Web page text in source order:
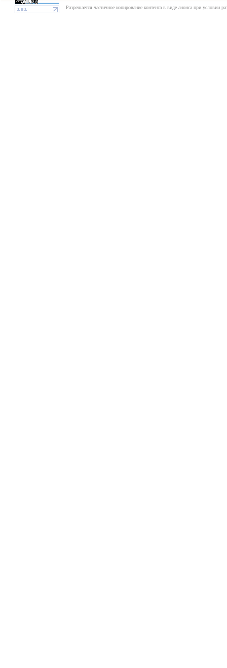
Разрешается частичное копирование контента в виде анонса при условии